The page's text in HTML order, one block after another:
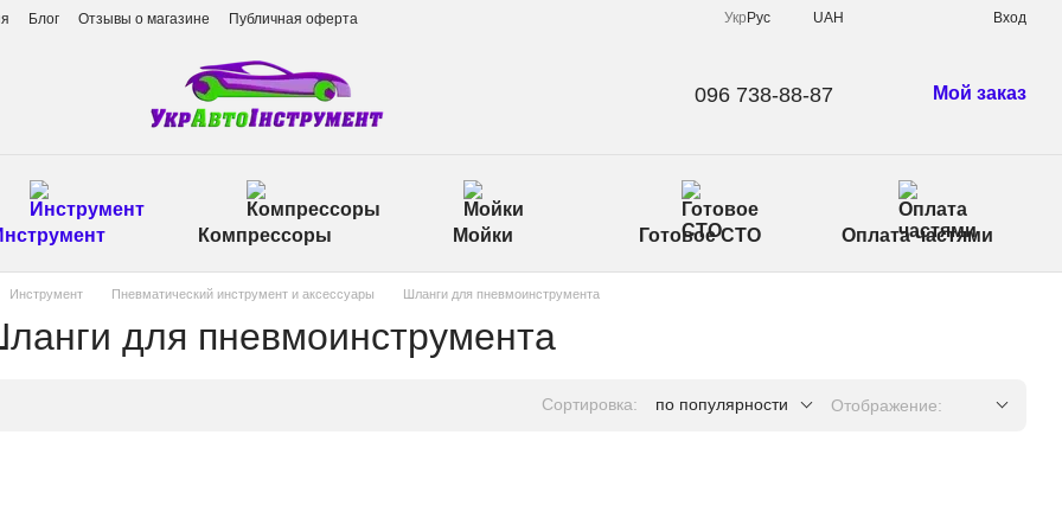
Блог Отзывы о магазине Публичная оферта Укр Рус UAH Вход
096 738-88-87 Мой заказ
Компрессоры Мойки Готовое СТО Оплата частями
Инструмент Пневматический инструмент и аксессуары Шланги для пневмоинструмента
для пневмоинструмента
Сортировка: по популярности Отображение: